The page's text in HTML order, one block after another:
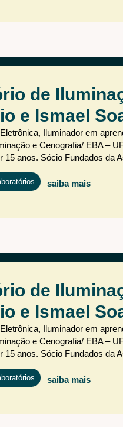
de
e Ismael
Iluminador em
e Cenografia/ EBA –
15 anos. Sócio Fundados da
saiba mais
de
e Ismael
Iluminador em
e Cenografia/ EBA –
15 anos. Sócio Fundados da
saiba mais